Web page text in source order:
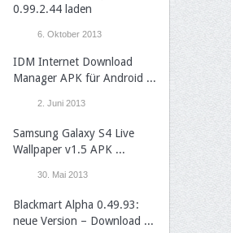
0.99.2.44 laden
6. Oktober 2013
IDM Internet Download
Manager APK für Android ...
2. Juni 2013
Samsung Galaxy S4 Live
Wallpaper v1.5 APK ...
30. Mai 2013
Blackmart Alpha 0.49.93:
neue Version – Download ...